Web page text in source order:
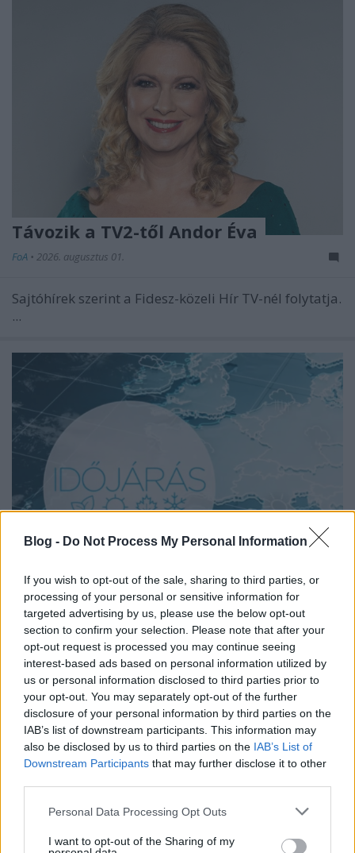
Blog - Do Not Process My Personal Information
If you wish to opt-out of the sale, sharing to third parties, or
processing of your personal or sensitive information for
targeted advertising by us, please use the below opt-out
section to confirm your selection. Please note that after your
opt-out request is processed you may continue seeing
interest-based ads based on personal information utilized by
us or personal information disclosed to third parties prior to
your opt-out. You may separately opt-out of the further
disclosure of your personal information by third parties on the
IAB’s list of downstream participants. This information may
also be disclosed by us to third parties on the IAB’s List of
Downstream Participants that may further disclose it to other
Please note that this website/app uses one or more Google
not limited to your visit or usage behaviour. You may click to
Personal Data Processing Opt Outs
I want to opt-out of the Sharing of my
Távozik a TV2-től Andor Éva
FoA • 2026. augusztus 01.
Sajtóhírek szerint a Fidesz-közeli Hír TV-nél folytatja.
...
Szombattól megújul az Időjárás-
jelentés a közmédiában
FoA•2026. július 31.
Új szelek fújdogálnak...